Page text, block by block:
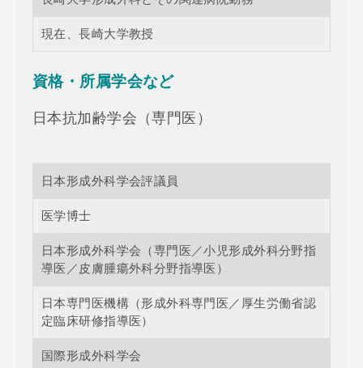
現在、長崎大学教授
資格・所属学会など
日本抗加齢学会（専門医）
日本形成外科学会評議員
医学博士
日本形成外科学会（専門医／小児形成外科分野指
導医／皮膚腫瘍外科分野指導医）
日本専門医機構（形成外科専門医／厚生労働省認
定臨床研修指導医）
国際形成外科学会